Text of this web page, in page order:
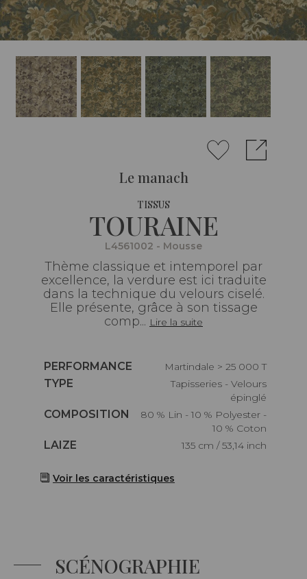
Le manach
TISSUS
TOURAINE
L4561002 - Mousse
Thème classique et intemporel par
excellence, la verdure est ici traduite
dans la technique du velours ciselé.
Elle présente, grâce à son tissage
comp... Lire la suite
Caractéristiques
PERFORMANCE
Martindale > 25 000 T
Caractéristiques
TYPE
Tapisseries - Velours
épinglé
Caractéristiques
COMPOSITION
80 % Lin - 10 % Polyester -
10 % Coton
Caractéristiques
LAIZE 135 cm / 53,14 inch
Voir les caractéristiques
SCÉNOGRAPHIE